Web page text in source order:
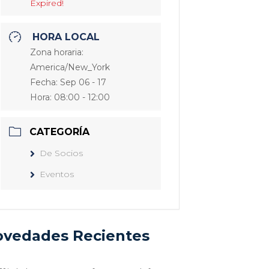
Expired!
HORA LOCAL
Zona horaria:
America/New_York
Fecha:Sep 06 - 17
Hora: 08:00 - 12:00
CATEGORÍA
De Socios
Eventos
Recientes